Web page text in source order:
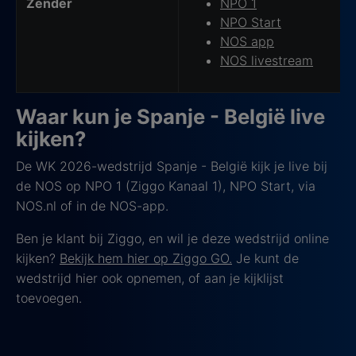
NPO Start
NOS app
NOS livestream
Waar kun je Spanje - België live
kijken?
De WK 2026-wedstrijd Spanje - België kijk je live bij
de NOS op NPO 1 (Ziggo Kanaal 1), NPO Start, via
NOS.nl of in de NOS-app.
Ben je klant bij Ziggo, en wil je deze wedstrijd online
kijken? Bekijk hem hier op Ziggo GO. Je kunt de
wedstrijd hier ook opnemen, of aan je kijklijst
toevoegen.